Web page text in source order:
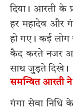
दिया। आरती के
हर महादेव और
हो गए। कई लोग
कैद करते नजर
साथ जुड़ते दिखे।
समन्वित आरती ने
गंगा सेवा निधि के